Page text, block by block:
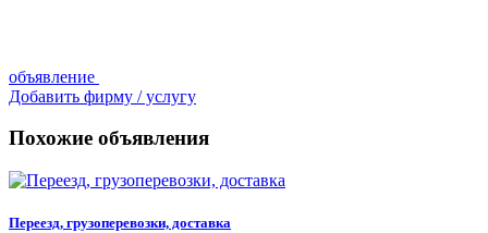
объявление
Добавить фирму / услугу
Похожие объявления
Переезд, грузоперевозки, доставка